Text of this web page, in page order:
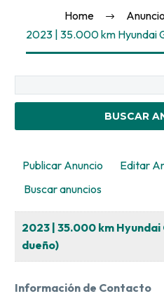
Home
2023 | 35.000 km Hyundai
Publicar Anuncio Editar
Buscar anuncios
2023 | 35.000 km
dueño)
Información de Contacto